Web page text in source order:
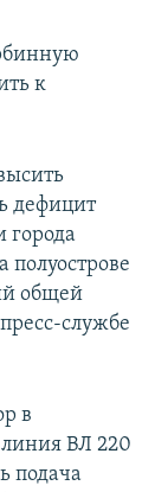
к
дефицит
города
полуострове
общей
службе
в
линия ВЛ 220
подача